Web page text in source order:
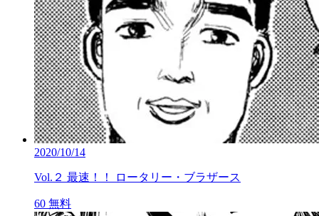
2020/10/14
Vol.２ 最速！！ ロータリー・ブラザース
60 無料